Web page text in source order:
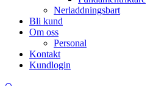
Nerladdningsbart
Bli kund
Om oss
Personal
Kontakt
Kundlogin